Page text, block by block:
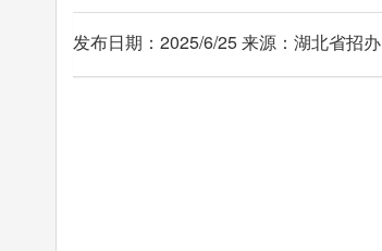
发布日期：2025/6/25 来源：湖北省招办